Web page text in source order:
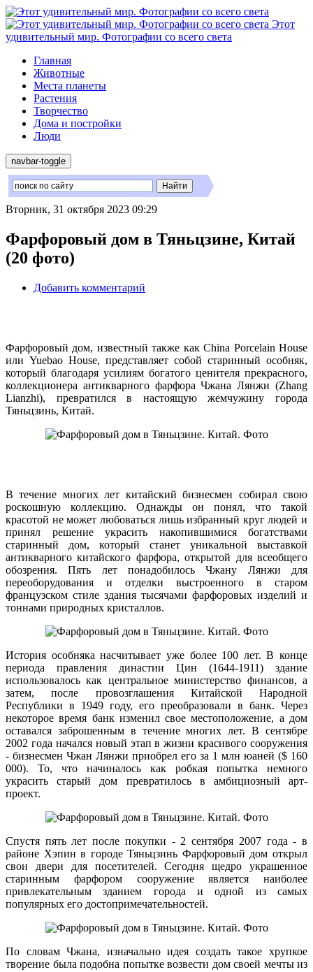
Этот
удивительный мир. Фотографии со всего света
Главная
Животные
Места планеты
Растения
Творчество
Дома и постройки
Люди
navbar-toggle
Вторник, 31 октября 2023 09:29
Фарфоровый дом в Тяньцзине, Китай
(20 фото)
Добавить комментарий
Фарфоровый дом, известный также как China Porcelain House
или Yuebao House, представляет собой старинный особняк,
который благодаря усилиям богатого ценителя прекрасного,
коллекционера антикварного фарфора Чжана Лянжи (Zhang
Lianzhi), превратился в настоящую жемчужину города
Тяньцзинь, Китай.
В течение многих лет китайский бизнесмен собирал свою
роскошную коллекцию. Однажды он понял, что такой
красотой не может любоваться лишь избранный круг людей и
принял решение украсить накопившимися богатствами
старинный дом, который станет уникальной выставкой
антикварного китайского фарфора, открытой для всеобщего
обозрения. Пять лет понадобилось Чжану Лянжи для
переоборудования и отделки выстроенного в старом
французском стиле здания тысячами фарфоровых изделий и
тоннами природных кристаллов.
История особняка насчитывает уже более 100 лет. В конце
периода правления династии Цин (1644-1911) здание
использовалось как центральное министерство финансов, а
затем, после провозглашения Китайской Народной
Республики в 1949 году, его преобразовали в банк. Через
некоторое время банк изменил свое местоположение, а дом
оставался заброшенным в течение многих лет. В сентябре
2002 года начался новый этап в жизни красивого сооружения
- бизнесмен Чжан Лянжи приобрел его за 1 млн юаней ($ 160
000). То, что начиналось как робкая попытка немного
украсить старый дом превратилось в амбициозный арт-
проект.
Спустя пять лет после покупки - 2 сентября 2007 года - в
районе Хэпин в городе Тяньцзинь Фарфоровый дом открыл
свои двери для посетителей. Сегодня щедро украшенное
старинным фарфором сооружение является наиболее
привлекательным зданием города и одной из самых
популярных его достопримечательностей.
По словам Чжана, изначально идея создать такое хрупкое
творение была подобна попытке возвести дом своей мечты из